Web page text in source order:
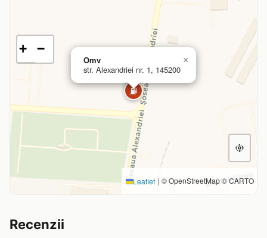
⛽
Omv
str. Alexandriei nr. 1, 145200
×
+ −
Leaflet | © OpenStreetMap © CARTO
Recenzii